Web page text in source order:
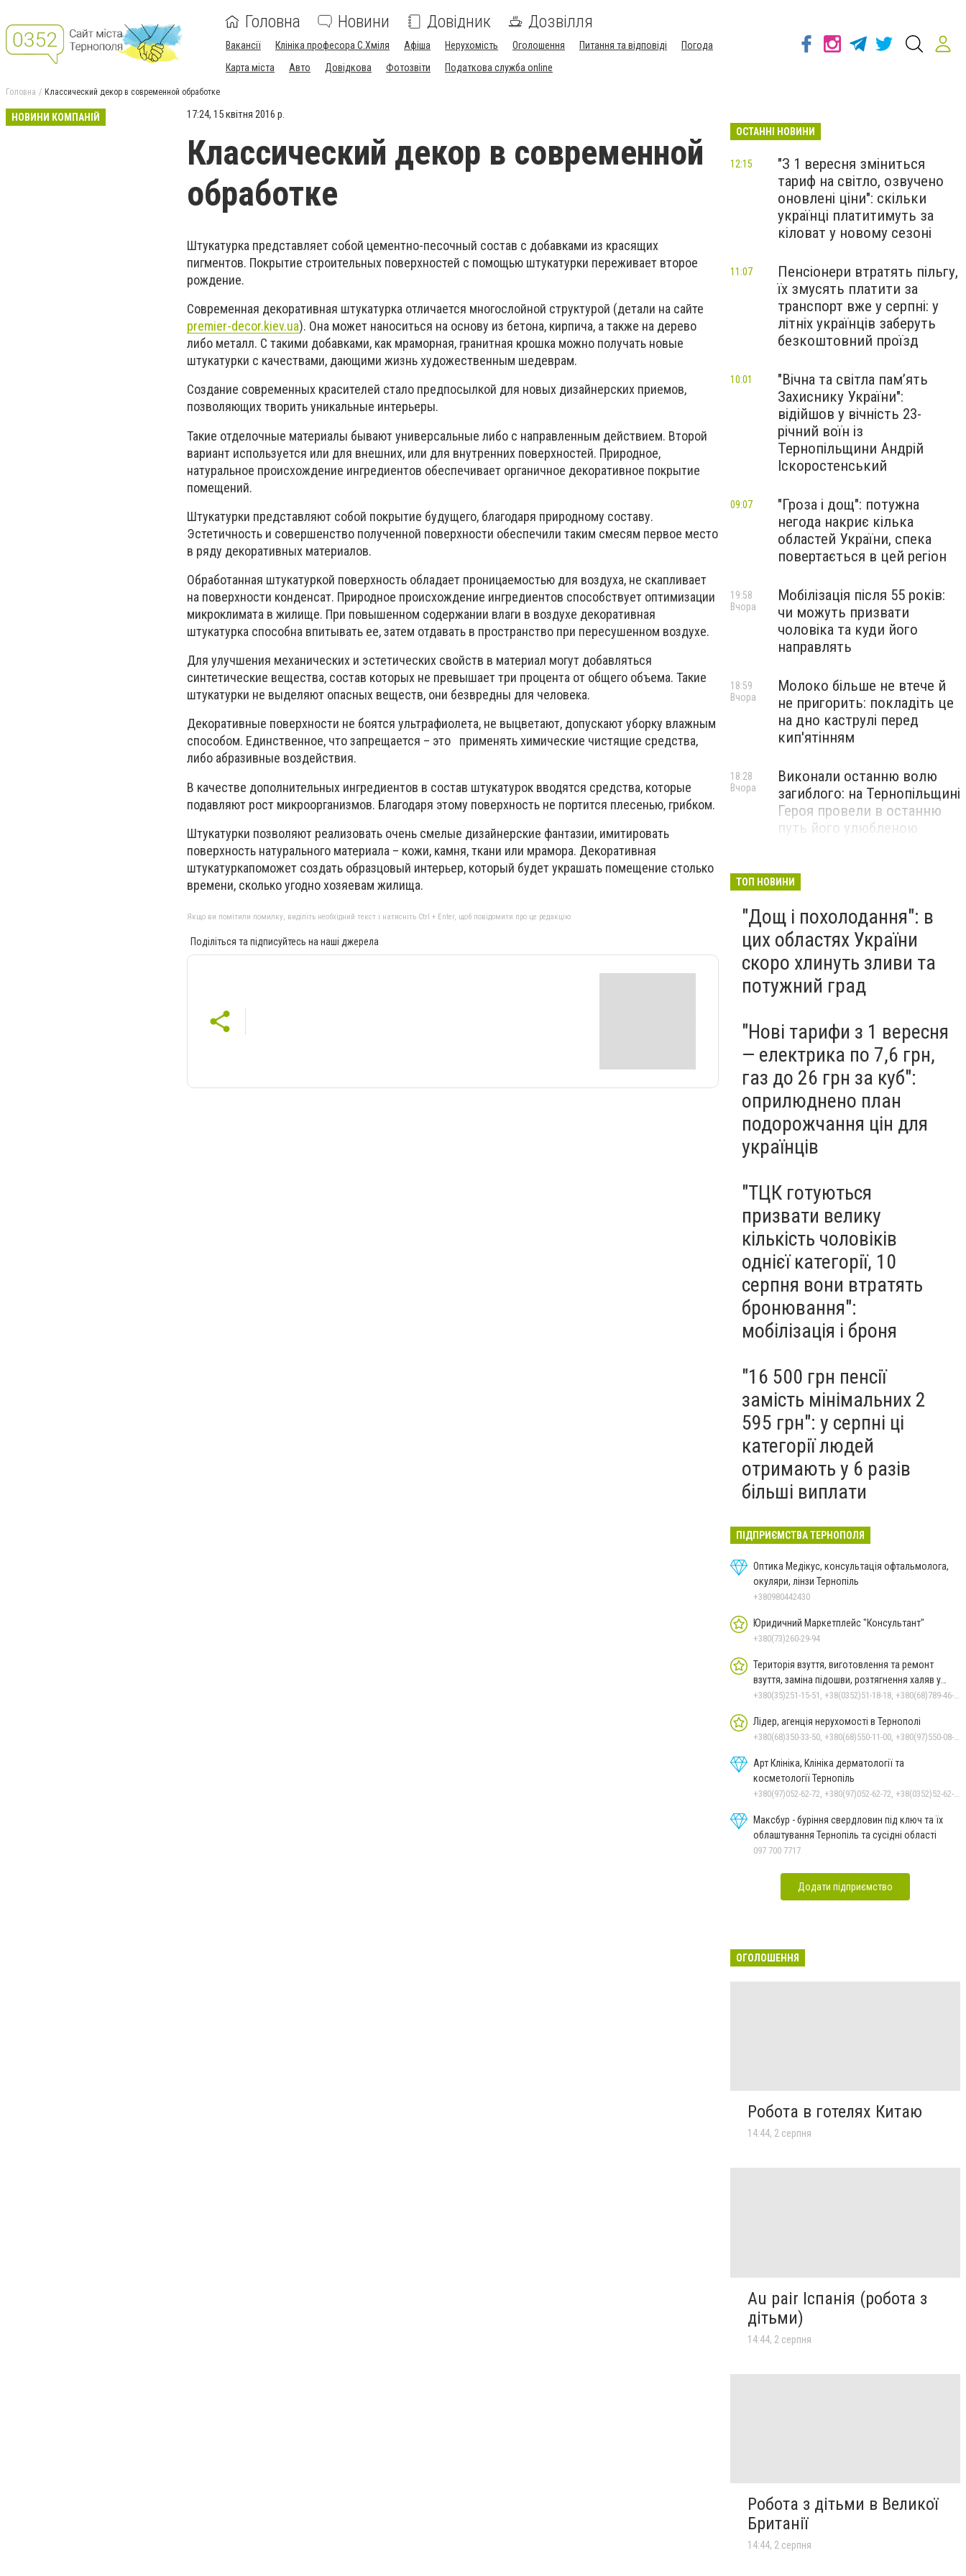
Головна Новини Довідник Дозвілля
Вакансії Клініка професора С.Хміля Афіша Нерухомість Оголошення Питання та відповіді
Погода
Карта міста
Авто Довідкова Фотозвіти Податкова служба online
Головна Классический декор в современной обработке
НОВИНИ КОМПАНІЙ 17:24, 15 квітня 2016 р.
Классический декор в современной
обработке
Штукатурка представляет собой цементно-песочный состав с добавками из красящих
пигментов. Покрытие строительных поверхностей с помощью штукатурки переживает второе
рождение.
Современная декоративная штукатурка отличается многослойной структурой (детали на сайте
premier-decor.kiev.ua). Она может наноситься на основу из бетона, кирпича, а также на дерево
либо металл. С такими добавками, как мраморная, гранитная крошка можно получать новые
штукатурки с качествами, дающими жизнь художественным шедеврам.
Создание современных красителей стало предпосылкой для новых дизайнерских приемов,
позволяющих творить уникальные интерьеры.
Такие отделочные материалы бывают универсальные либо с направленным действием. Второй
вариант используется или для внешних, или для внутренних поверхностей. Природное,
натуральное происхождение ингредиентов обеспечивает органичное декоративное покрытие
помещений.
Штукатурки представляют собой покрытие будущего, благодаря природному составу.
Эстетичность и совершенство полученной поверхности обеспечили таким смесям первое место
в ряду декоративных материалов.
Обработанная штукатуркой поверхность обладает проницаемостью для воздуха, не скапливает
на поверхности конденсат. Природное происхождение ингредиентов способствует оптимизации
микроклимата в жилище. При повышенном содержании влаги в воздухе декоративная
штукатурка способна впитывать ее, затем отдавать в пространство при пересушенном воздухе.
Для улучшения механических и эстетических свойств в материал могут добавляться
синтетические вещества, состав которых не превышает три процента от общего объема. Такие
штукатурки не выделяют опасных веществ, они безвредны для человека.
Декоративные поверхности не боятся ультрафиолета, не выцветают, допускают уборку влажным
способом. Единственное, что запрещается – это применять химические чистящие средства,
либо абразивные воздействия.
В качестве дополнительных ингредиентов в состав штукатурок вводятся средства, которые
подавляют рост микроорганизмов. Благодаря этому поверхность не портится плесенью, грибком.
Штукатурки позволяют реализовать очень смелые дизайнерские фантазии, имитировать
поверхность натурального материала – кожи, камня, ткани или мрамора. Декоративная
штукатуркапоможет создать образцовый интерьер, который будет украшать помещение столько
времени, сколько угодно хозяевам жилища.
Якщо ви помітили помилку, виділіть необхідний текст і натисніть Ctrl + Enter, щоб повідомити про це редакцію
Поділіться та підписуйтесь на наші джерела
ОСТАННІ НОВИНИ
"З 1 вересня зміниться
тариф на світло, озвучено
оновлені ціни": скільки
українці платитимуть за
кіловат у новому сезоні
12:15
Пенсіонери втратять пільгу,
їх змусять платити за
транспорт вже у серпні: у
літніх українців заберуть
безкоштовний проїзд
11:07
"Вічна та світла пам’ять
Захиснику України":
відійшов у вічність 23-
річний воїн із
Тернопільщини Андрій
Іскоростенський
10:01
"Гроза і дощ": потужна
негода накриє кілька
областей України, спека
повертається в цей регіон
09:07
Мобілізація після 55 років:
чи можуть призвати
чоловіка та куди його
направлять
19:58
Вчора
Молоко більше не втече й
не пригорить: покладіть це
на дно каструлі перед
кип'ятінням
18:59
Вчора
Виконали останню волю
загиблого: на Тернопільщині
Героя провели в останню
путь його улюбленою
18:28
Вчора
Тікав від поліції з 3,48
військовий у СЗЧ
перекинув авто,
постраждав пасажир
17:48
ТОП НОВИНИ
"Дощ і похолодання": в
цих областях України
скоро хлинуть зливи та
потужний град
"Нові тарифи з 1 вересня
— електрика по 7,6 грн,
газ до 26 грн за куб":
оприлюднено план
подорожчання цін для
українців
"ТЦК готуються
призвати велику
кількість чоловіків
однієї категорії, 10
серпня вони втратять
бронювання":
мобілізація і броня
"16 500 грн пенсії
замість мінімальних 2
595 грн": у серпні ці
категорії людей
отримають у 6 разів
більші виплати
ПІДПРИЄМСТВА ТЕРНОПОЛЯ
Оптика Медікус, консультація офтальмолога,
окуляри, лінзи Тернопіль
+380980442430
Юридичний Маркетплейс "Консультант"
+380(73)260-29-94
Територія взуття, виготовлення та ремонт
взуття, заміна підошви, розтягнення халяв у
Тернополі
+380(35)251-15-51, +38(0352)51-18-18, +380(68)789-46-04, +380(95)662-41-09
Лідер, агенція нерухомості в Тернополі
+380(68)350-33-50, +380(68)550-11-00, +380(97)550-08-42, +380(66)048-42-70
Арт Клініка, Клініка дерматології та
косметології Тернопіль
+380(97)052-62-72, +380(97)052-62-72, +38(0352)52-62-72
Максбур - буріння свердловин під ключ та їх
облаштування Тернопіль та сусідні області
097 700 7717
Додати підприємство
ОГОЛОШЕННЯ
Робота в готелях Китаю
14:44, 2 серпня
Au pair Іспанія (робота з
дітьми)
14:44, 2 серпня
Робота з дітьми в Великої
Британії
14:44, 2 серпня